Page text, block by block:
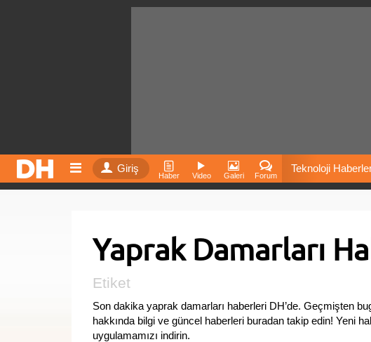
Giriş
Haber Video Galeri Forum
Teknoloji
Fiyatları
Yaprak Damarları
Etiket
Son dakika yaprak damarları haberleri DH’de. Geçmişten
hakkında bilgi ve güncel haberleri buradan takip edin! Yeni
uygulamamızı indirin.